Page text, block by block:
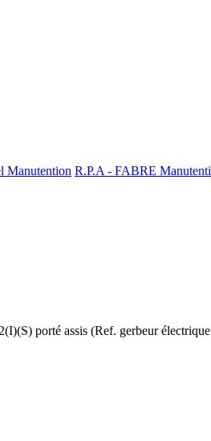
Manutention R.P.A - FABRE
porté assis (Ref. gerbeur